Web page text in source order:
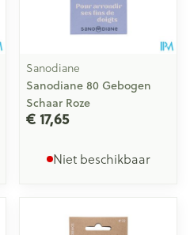
Sanodiane
Sanodiane 80 Gebogen
Schaar Roze
€ 17,65
Niet beschikbaar